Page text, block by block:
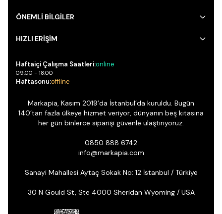
ÖNEMLİ BİLGİLER
HIZLI ERİŞİM
Haftaiçi Çalışma Saatleri:online
09:00 - 18:00
Haftasonu:offline
Markapia, Kasım 2019’da İstanbul’da kuruldu. Bugün
140’tan fazla ülkeye hizmet veriyor, dünyanın beş kıtasına
her gün binlerce siparişi güvenle ulaştırıyoruz.
0850 888 6742
info@markapia.com
Sanayi Mahallesi Aytaç Sokak No: 12 İstanbul / Türkiye
30 N Gould St, Ste 4000 Sheridan Wyoming / USA